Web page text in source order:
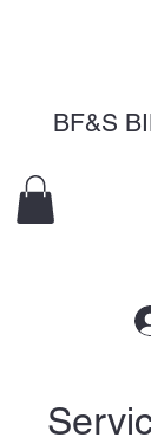
BF&S